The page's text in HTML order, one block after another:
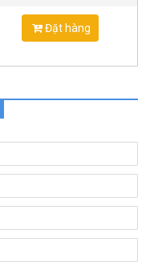
Đặt hàng